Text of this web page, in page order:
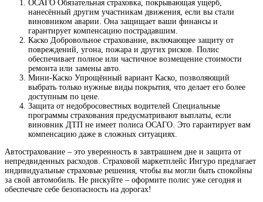
ОСАГО Обязательная страховка, покрывающая ущерб,
нанесённый другим участникам движения, если вы стали
виновником аварии. Она защищает ваши финансы и
гарантирует компенсацию пострадавшим.
Каско Добровольное страхование, включающее защиту от
повреждений, угона, пожара и других рисков. Полис
обеспечивает полное или частичное возмещение стоимости
ремонта или замены авто.
Мини-Каско Упрощённый вариант Каско, позволяющий
выбрать только нужные виды покрытия, что делает его более
доступным по цене.
Защита от недобросовестных водителей Специальные
программы страхования предусматривают выплаты, если
виновник ДТП не имеет полиса ОСАГО. Это гарантирует вам
компенсацию даже в сложных ситуациях.
Автострахование – это уверенность в завтрашнем дне и защита от
непредвиденных расходов. Страховой маркетплейс Ингуро предлагает
индивидуальные страховые решения, чтобы вы могли быть спокойны
за свой автомобиль. Не рискуйте – оформите полис уже сегодня и
обеспечьте себе безопасность на дорогах!